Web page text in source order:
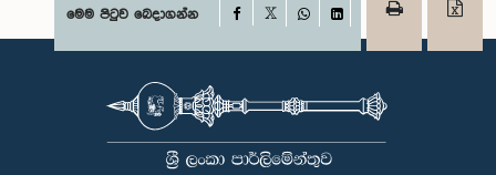
මෙම පිටුව බෙදාගන්න Facebook
WhatsAppLinkedIn